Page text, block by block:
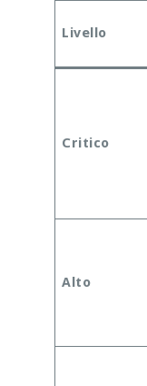
Livello
Critico
Alto